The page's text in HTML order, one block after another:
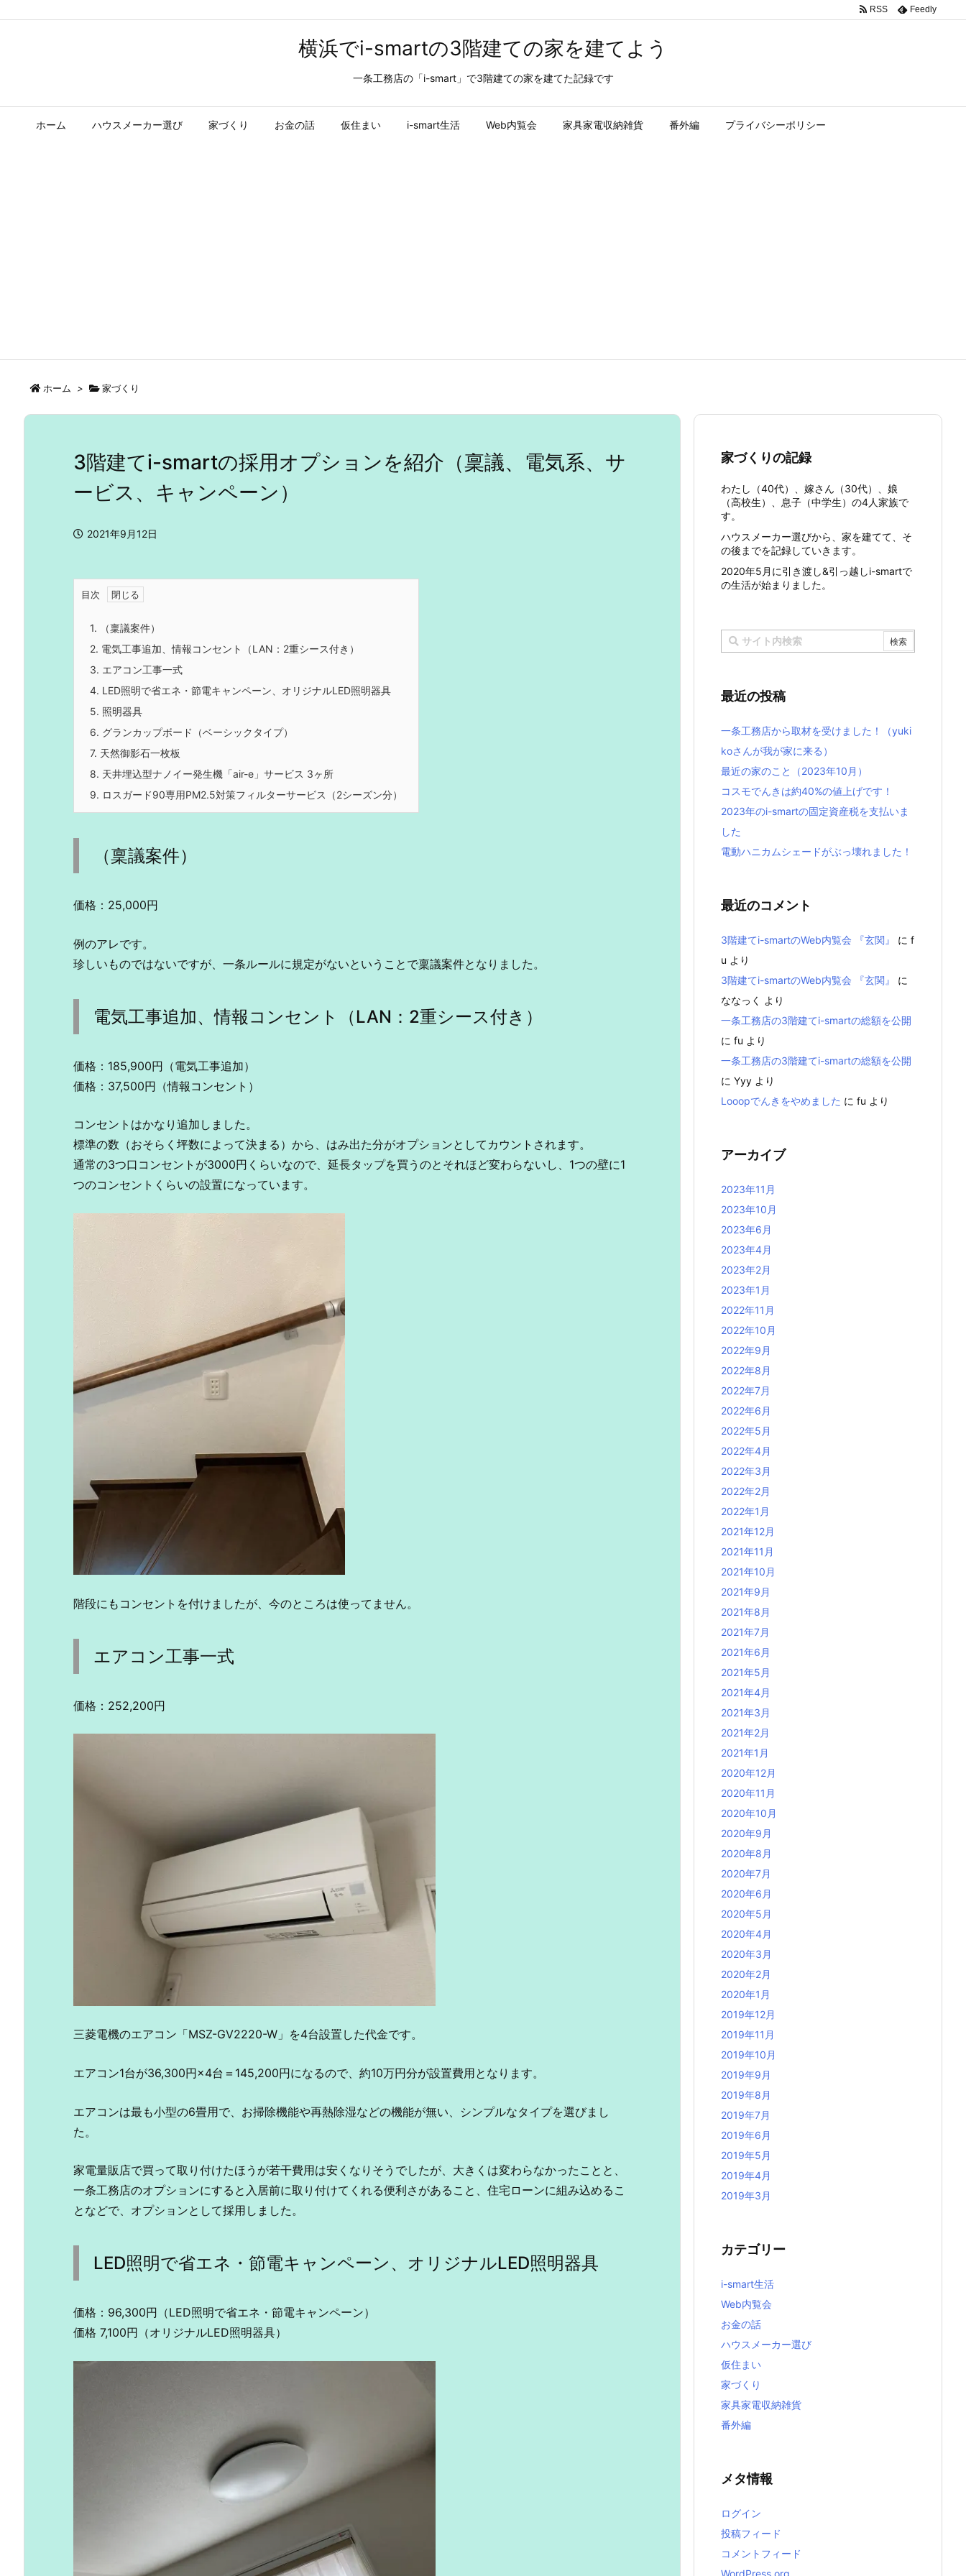
横浜でi-smartの3階建ての家を建てよう
一条工務店の「i-smart」で3階建ての家を建てた記録です
ホーム ハウスメーカー選び 家づくり お金の話 仮住まい i-smart生活 Web内覧会 家具家電収納雑貨 番外編 プライバシーポリシー
RSS Feedly
ホーム > 家づくり
3階建てi-smartの採用オプションを紹介（稟議、電気系、サ
ービス、キャンペーン）
2021年9月12日
目次
1. （稟議案件）
2. 電気工事追加、情報コンセント（LAN：2重シース付き）
3. エアコン工事一式
4. LED照明で省エネ・節電キャンペーン、オリジナルLED照明器具
5. 照明器具
6. グランカップボード（ベーシックタイプ）
7. 天然御影石一枚板
8. 天井埋込型ナノイー発生機「air-e」サービス 3ヶ所
9. ロスガード90専用PM2.5対策フィルターサービス（2シーズン分）
（稟議案件）
価格：25,000円
例のアレです。
珍しいものではないですが、一条ルールに規定がないということで稟議案件となりました。
電気工事追加、情報コンセント（LAN：2重シース付き）
価格：185,900円（電気工事追加）
価格：37,500円（情報コンセント）
コンセントはかなり追加しました。
標準の数（おそらく坪数によって決まる）から、はみ出た分がオプションとしてカウントされます。
通常の3つ口コンセントが3000円くらいなので、延長タップを買うのとそれほど変わらないし、1つの壁に1
つのコンセントくらいの設置になっています。
階段にもコンセントを付けましたが、今のところは使ってません。
エアコン工事一式
価格：252,200円
三菱電機のエアコン「MSZ-GV2220-W」を4台設置した代金です。
エアコン1台が36,300円×4台＝145,200円になるので、約10万円分が設置費用となります。
エアコンは最も小型の6畳用で、お掃除機能や再熱除湿などの機能が無い、シンプルなタイプを選びまし
た。
家電量販店で買って取り付けたほうが若干費用は安くなりそうでしたが、大きくは変わらなかったことと、
一条工務店のオプションにすると入居前に取り付けてくれる便利さがあること、住宅ローンに組み込めるこ
となどで、オプションとして採用しました。
LED照明で省エネ・節電キャンペーン、オリジナルLED照明器具
価格：96,300円（LED照明で省エネ・節電キャンペーン）
価格 7,100円（オリジナルLED照明器具）
家づくりの記録
わたし（40代）、嫁さん（30代）、娘
（高校生）、息子（中学生）の4人家族で
す。
ハウスメーカー選びから、家を建てて、そ
の後までを記録していきます。
2020年5月に引き渡し&引っ越しi-smartで
の生活が始まりました。
最近の投稿
一条工務店から取材を受けました！（yuki
koさんが我が家に来る）
最近の家のこと（2023年10月）
コスモでんきは約40%の値上げです！
2023年のi-smartの固定資産税を支払いま
した
電動ハニカムシェードがぶっ壊れました！
最近のコメント
3階建てi-smartのWeb内覧会 『玄関』 に f
u より
3階建てi-smartのWeb内覧会 『玄関』
に
ななっく
より
一条工務店の3階建てi-smartの総額を公開
に fu より
一条工務店の3階建てi-smartの総額を公開
に Yyy より
Looopでんきをやめました に fu より
アーカイブ
2023年11月
2023年10月
2023年6月
2023年4月
2023年2月
2023年1月
2022年11月
2022年10月
2022年9月
2022年8月
2022年7月
2022年6月
2022年5月
2022年4月
2022年3月
2022年2月
2022年1月
2021年12月
2021年11月
2021年10月
2021年9月
2021年8月
2021年7月
2021年6月
2021年5月
2021年4月
2021年3月
2021年2月
2021年1月
2020年12月
2020年11月
2020年10月
2020年9月
2020年8月
2020年7月
2020年6月
2020年5月
2020年4月
2020年3月
2020年2月
2020年1月
2019年12月
2019年11月
2019年10月
2019年9月
2019年8月
2019年7月
2019年6月
2019年5月
2019年4月
2019年3月
カテゴリー
i-smart生活
Web内覧会
お金の話
ハウスメーカー選び
仮住まい
家づくり
家具家電収納雑貨
番外編
メタ情報
ログイン
投稿フィード
コメントフィード
WordPress.org